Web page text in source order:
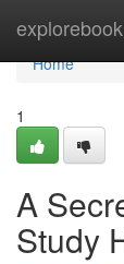
Home
Home
1
A
Study